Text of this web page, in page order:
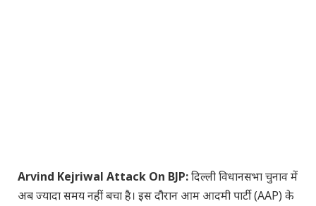
Arvind Kejriwal Attack On BJP:दिल्ली विधानसभा चुनाव में
अब ज्यादा समय नहीं बचा है। इस दौरान आम आदमी पार्टी (AAP) के